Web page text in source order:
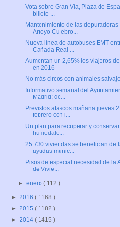
Vota sobre Gran Vía, Plaza de
billete ...
Mantenimiento de las depuradoras
Arroyo Culebro...
Nueva línea de autobuses EMT
Cañada Real ...
Aumentan un 2,65% los viajeros
en 2016
No más circos con animales
Informativo semanal del
Madrid; de...
Previstos atascos mañana jueves 2
febrero con l...
Un plan para recuperar y
humedale...
25.730 viviendas se benefician de
ayudas munic...
Pisos de especial necesidad de la
de Vivie...
►enero( 112 )
► 2016 ( 1168 )
► 2015 ( 1182 )
► 2014 ( 1415 )